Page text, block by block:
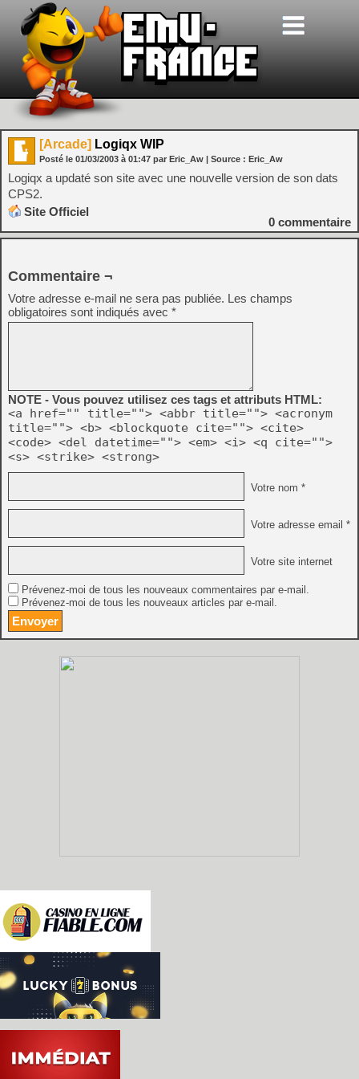
[Arcade] Logiqx WIP
Posté le 01/03/2003 à 01:47 par Eric_Aw | Source : Eric_Aw
Logiqx a updaté son site avec une nouvelle version de son dats
CPS2.
Site Officiel
0 commentaire
Commentaire ¬
Votre adresse e-mail ne sera pas publiée. Les champs
obligatoires sont indiqués avec *
NOTE - Vous pouvez utilisez ces tags et attributs HTML:
<a href="" title=""> <abbr title=""> <acronym
title=""> <b> <blockquote cite=""> <cite>
<code> <del datetime=""> <em> <i> <q cite="">
<s> <strike> <strong>
Votre nom *
Votre adresse email *
Votre site internet
Prévenez-moi de tous les nouveaux commentaires par e-mail.
Prévenez-moi de tous les nouveaux articles par e-mail.